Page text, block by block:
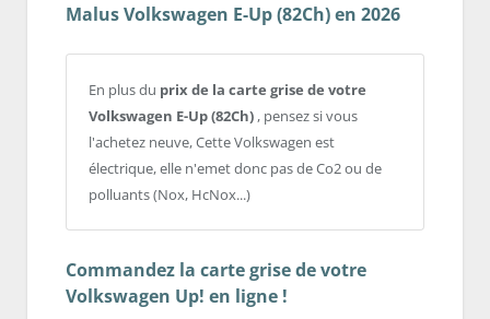
Malus Volkswagen E-Up (82Ch) en 2026
En plus du prix de la carte grise de votre
Volkswagen E-Up (82Ch) , pensez si vous
l'achetez neuve, Cette Volkswagen est
électrique, elle n'emet donc pas de Co2 ou de
polluants (Nox, HcNox...)
Commandez la carte grise de votre
Volkswagen Up! en ligne !